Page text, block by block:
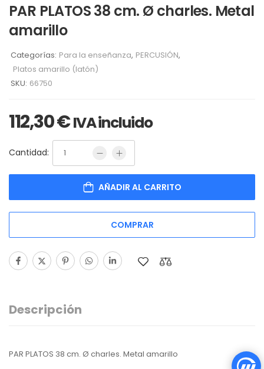
PAR PLATOS 38 cm. Ø charles. Metal
amarillo
Categorías: Para la enseñanza, PERCUSIÓN,
Platos amarillo (latón)
SKU: 66750
112,30€ IVA incluido
Cantidad:
AÑADIR AL CARRITO
COMPRAR
Descripción
PAR PLATOS 38 cm. Ø charles. Metal amarillo